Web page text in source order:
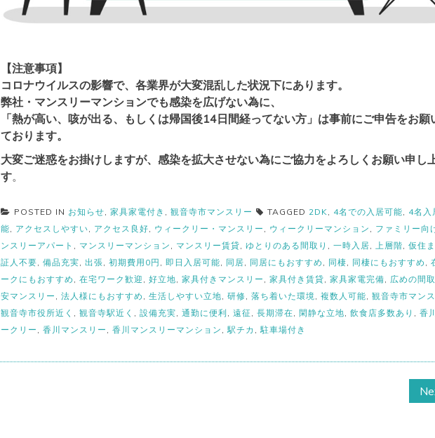
【注意事項】
コロナウイルスの影響で、各業界が大変混乱した状況下にあります。
弊社・マンスリーマンションでも感染を広げない為に、
「熱が高い、咳が出る、もしくは帰国後14日間経ってない方」は事前にご申告をお願
ております。
大変ご迷惑をお掛けしますが、感染を拡大させない為にご協力をよろしくお願い申し
す。
POSTED IN お知らせ, 家具家電付き , 観音寺市マンスリー TAGGED 2DK, 4名での入居可能, 4名入
能, アクセスしやすい, アクセス良好, ウィークリー・マンスリー , ウィークリーマンション , ファミリー向
ンスリーアパート , マンスリーマンション , マンスリー賃貸, ゆとりのある間取り , 一時入居, 上層階, 仮住
証人不要, 備品充実, 出張, 初期費用0円 , 即日入居可能, 同居, 同居にもおすすめ , 同棲, 同棲にもおすすめ ,
ークにもおすすめ , 在宅ワーク歓迎 , 好立地, 家具付きマンスリー , 家具付き賃貸, 家具家電完備, 広めの間
安マンスリー , 法人様にもおすすめ , 生活しやすい立地, 研修, 落ち着いた環境, 複数人可能, 観音寺市マン
観音寺市役所近く , 観音寺駅近く , 設備充実, 通勤に便利 , 遠征 , 長期滞在, 閑静な立地, 飲食店多数あり , 香
ークリー , 香川マンスリー , 香川マンスリーマンション ,駅チカ ,駐車場付き